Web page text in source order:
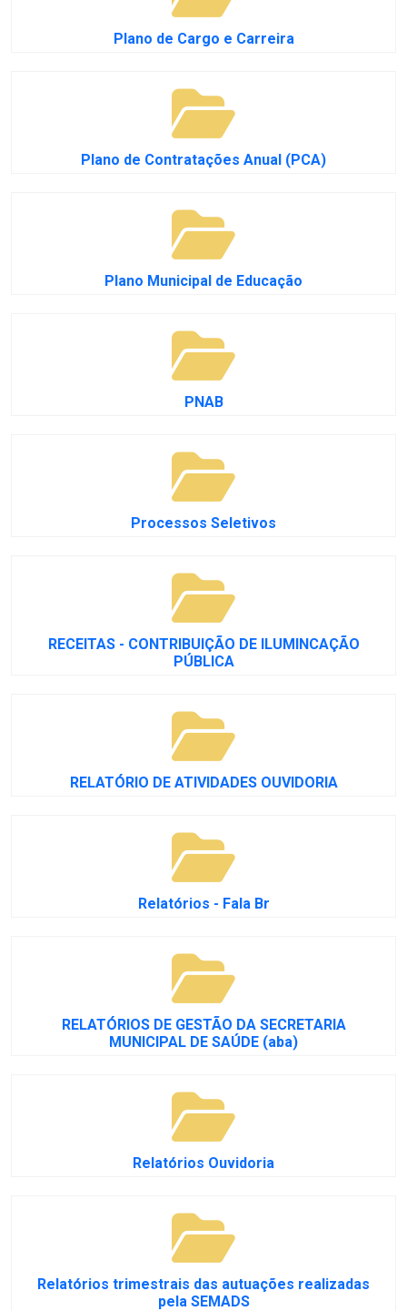
Plano de Cargo e Carreira
Plano de Contratações Anual (PCA)
Plano Municipal de Educação
PNAB
Processos Seletivos
RECEITAS - CONTRIBUIÇÃO DE ILUMINCAÇÃO
PÚBLICA
RELATÓRIO DE ATIVIDADES OUVIDORIA
Relatórios - Fala Br
RELATÓRIOS DE GESTÃO DA SECRETARIA
MUNICIPAL DE SAÚDE (aba)
Relatórios Ouvidoria
Relatórios trimestrais das autuações realizadas
pela SEMADS